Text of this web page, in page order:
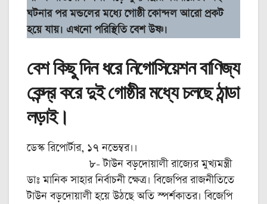
ঘটনার পর মন্ডলের মধ্যে গোষ্ঠী কোন্দল আরো প্রকট
হয়ে যায়। এখনো পরিস্থিতি বেশ উষ্ণ।
বেশ কিছু দিন ধরে নিগোসিয়েশন বাণিজ্য
কেন্দ্র করে দুই গোষ্ঠীর মধ্যে চলছে ঠান্ডা
লড়াই।
ডেস্ক রিপোর্টার, ১৭ নভেম্বর।।
৮- টাউন বড়দোয়ালী রাজ্যের মুখ্যমন্ত্রী
ডাঃ মানিক সাহার নির্বাচনী ক্ষেত্র। বিজেপির রাজনীতিতে
টাউন বড়দোয়ালী হয়ে উঠছে অতি স্পর্শকাতর। বিজেপি